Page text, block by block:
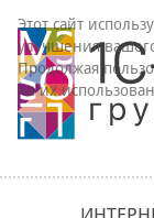
Этот сайт
улучшения
Продолжая
на их